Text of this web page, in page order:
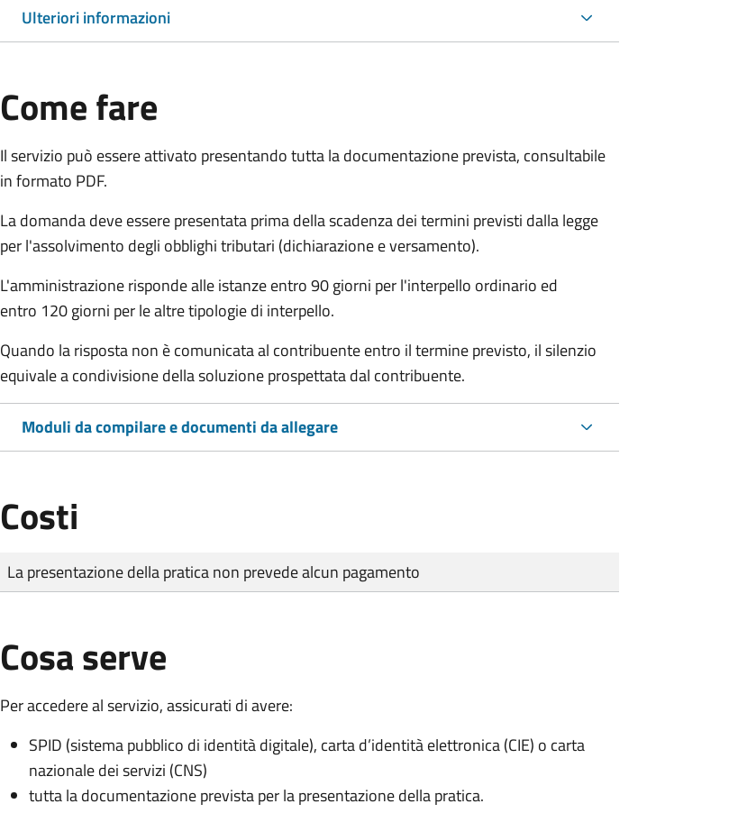
Ulteriori informazioni
Come fare
Il servizio può essere attivato presentando tutta la documentazione prevista, consultabile
in formato PDF.
La domanda deve essere presentata prima della scadenza dei termini previsti dalla legge
per l'assolvimento degli obblighi tributari (dichiarazione e versamento).
L'amministrazione risponde alle istanze entro 90 giorni per l'interpello ordinario ed
entro 120 giorni per le altre tipologie di interpello.
Quando la risposta non è comunicata al contribuente entro il termine previsto, il silenzio
equivale a condivisione della soluzione prospettata dal contribuente.
Moduli da compilare e documenti da allegare
Costi
Tipo di pagamento
Importo
La presentazione della pratica non prevede alcun pagamento
Cosa serve
Per accedere al servizio, assicurati di avere:
SPID (sistema pubblico di identità digitale), carta d’identità elettronica (CIE) o carta
nazionale dei servizi (CNS)
tutta la documentazione prevista per la presentazione della pratica.